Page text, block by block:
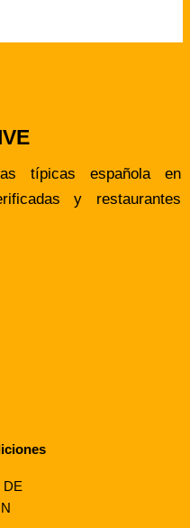
típicas española en
y restaurantes
DE